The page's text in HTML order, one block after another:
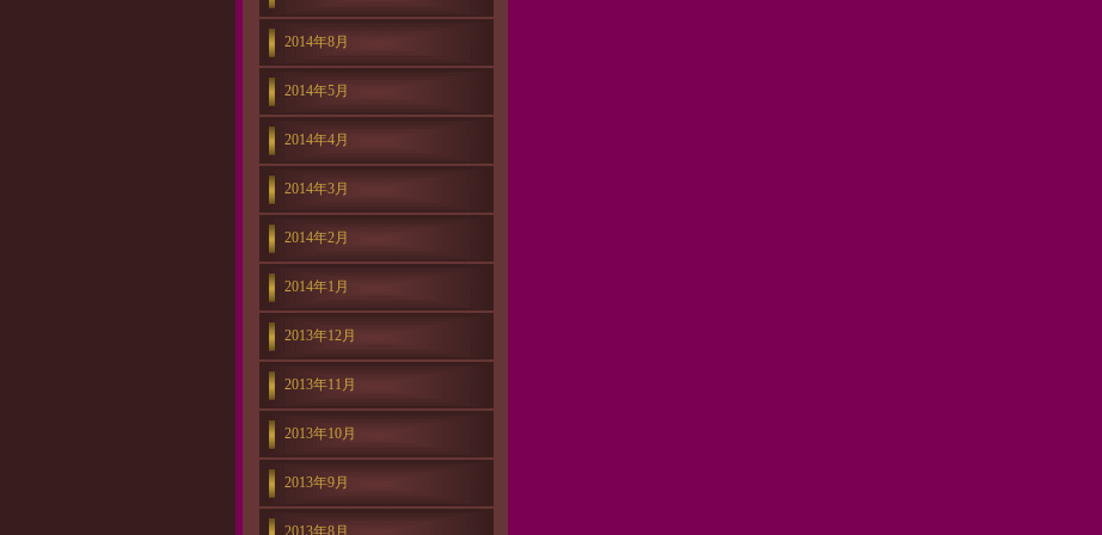
2014年8月
2014年5月
2014年4月
2014年3月
2014年2月
2014年1月
2013年12月
2013年11月
2013年10月
2013年9月
2013年8月